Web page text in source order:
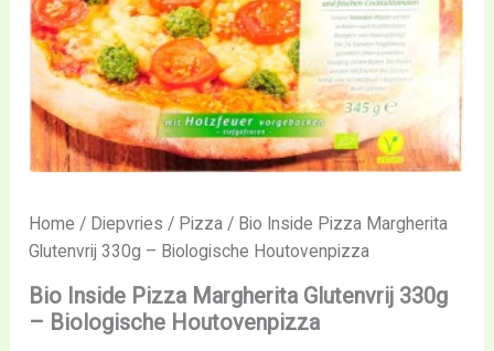
Home / Diepvries / Pizza / Bio Inside Pizza Margherita
Glutenvrij 330g – Biologische Houtovenpizza
Bio Inside Pizza Margherita Glutenvrij 330g
– Biologische Houtovenpizza